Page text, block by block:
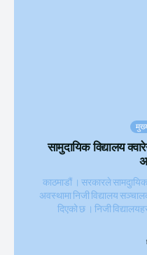
सामुदायिक विद्यालय
काठमाडौं । सरकारले
अवस्थामा निजी विद्यालय
दिएको छ । निजी